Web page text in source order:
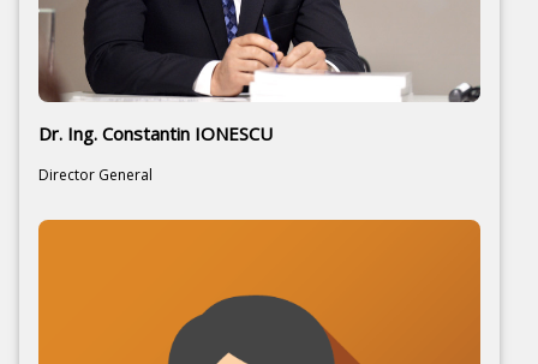
Dr. Ing. Constantin IONESCU
Director General